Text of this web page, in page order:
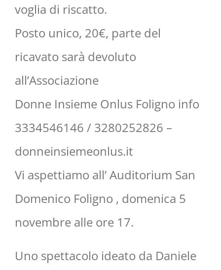
voglia di riscatto.
Posto unico, 20€, parte del
ricavato sarà devoluto
all’Associazione
Donne Insieme Onlus Foligno info
3334546146 / 3280252826 –
donneinsiemeonlus.it
Vi aspettiamo all’ Auditorium San
Domenico Foligno , domenica 5
novembre alle ore 17.
Uno spettacolo ideato da Daniele